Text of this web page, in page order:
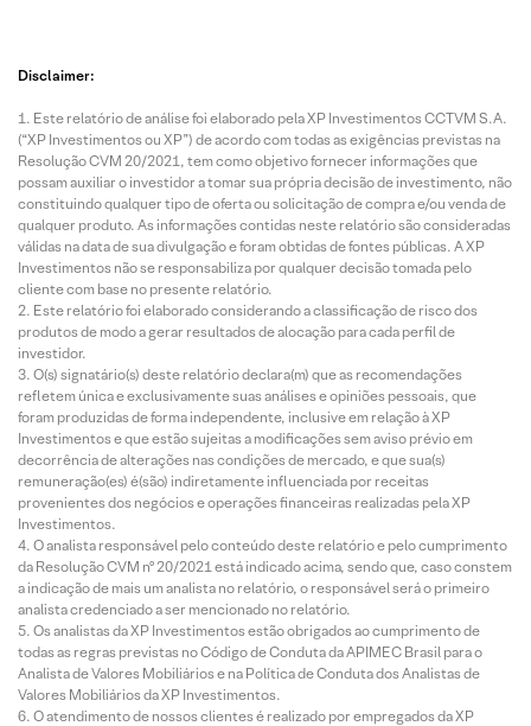
Disclaimer:
Este relatório de análise foi elaborado pela XP Investimentos CCTVM S.A.
(“XP Investimentos ou XP”) de acordo com todas as exigências previstas na
Resolução CVM 20/2021, tem como objetivo fornecer informações que
possam auxiliar o investidor a tomar sua própria decisão de investimento, não
constituindo qualquer tipo de oferta ou solicitação de compra e/ou venda de
qualquer produto. As informações contidas neste relatório são consideradas
válidas na data de sua divulgação e foram obtidas de fontes públicas. A XP
Investimentos não se responsabiliza por qualquer decisão tomada pelo
cliente com base no presente relatório.
Este relatório foi elaborado considerando a classificação de risco dos
produtos de modo a gerar resultados de alocação para cada perfil de
investidor.
O(s) signatário(s) deste relatório declara(m) que as recomendações
refletem única e exclusivamente suas análises e opiniões pessoais, que
foram produzidas de forma independente, inclusive em relação à XP
Investimentos e que estão sujeitas a modificações sem aviso prévio em
decorrência de alterações nas condições de mercado, e que sua(s)
remuneração(es) é(são) indiretamente influenciada por receitas
provenientes dos negócios e operações financeiras realizadas pela XP
Investimentos.
O analista responsável pelo conteúdo deste relatório e pelo cumprimento
da Resolução CVM nº 20/2021 está indicado acima, sendo que, caso constem
a indicação de mais um analista no relatório, o responsável será o primeiro
analista credenciado a ser mencionado no relatório.
Os analistas da XP Investimentos estão obrigados ao cumprimento de
todas as regras previstas no Código de Conduta da APIMEC Brasil para o
Analista de Valores Mobiliários e na Política de Conduta dos Analistas de
Valores Mobiliários da XP Investimentos.
O atendimento de nossos clientes é realizado por empregados da XP